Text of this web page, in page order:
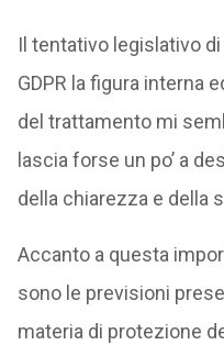
Il tentativo legislativo
GDPR la figura interna
del trattamento mi
lascia forse un po’ a
della chiarezza e della
Accanto a questa
sono le previsioni
materia di protezione